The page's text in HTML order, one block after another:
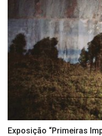
Exposição “Primeiras